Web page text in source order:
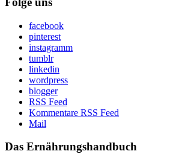
facebook
pinterest
instagramm
tumblr
linkedin
wordpress
blogger
RSS Feed
Kommentare RSS Feed
Mail
Das Ernährungshandbuch